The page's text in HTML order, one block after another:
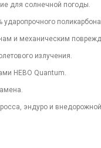
для солнечной погоды.
ударопрочного
и механическим
излучения.
HEBO Quantum.
эндуро и